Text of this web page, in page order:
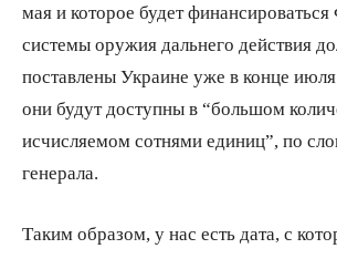
мая и которое будет
системы оружия дальнего действия
поставлены Украине уже в конце
они будут доступны в “большом
исчисляемом сотнями единиц”, по
генерала.
Таким образом, у нас есть дата, с